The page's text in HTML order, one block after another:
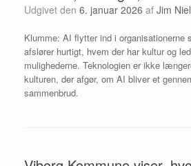
Udgivet den 6. januar 2026 af Jim
Klumme: AI flytter ind i organisationerne
afslører hurtigt, hvem der har kultur og
mulighederne. Teknologien er ikke
kulturen, der afgør, om AI bliver et
sammenbrud.